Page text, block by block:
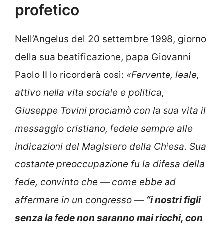
profetico
Nell’Angelus del 20 settembre 1998, giorno
della sua beatificazione, papa Giovanni
Paolo II lo ricorderà così: «Fervente, leale,
attivo nella vita sociale e politica,
Giuseppe Tovini proclamò con la sua vita il
messaggio cristiano, fedele sempre alle
indicazioni del Magistero della Chiesa. Sua
costante preoccupazione fu la difesa della
fede, convinto che — come ebbe ad
affermare in un congresso — “i nostri figli
senza la fede non saranno mai ricchi, con